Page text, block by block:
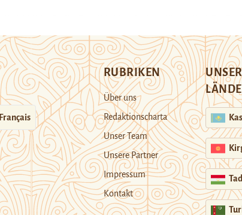
Français
RUBRIKEN
Über uns
Redaktionscharta
Unser Team
Unsere Partner
Impressum
Kontakt